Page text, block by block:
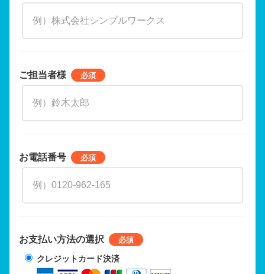
ご担当者様
お電話番号
お支払い方法の選択
クレジットカード決済